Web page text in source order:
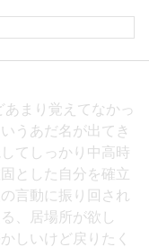
まり覚えてなかっ
うあだ名が出てき
てしっかり中高時
とした自分を確立
言動に振り回され
、居場所が欲し
しいけど戻りたく